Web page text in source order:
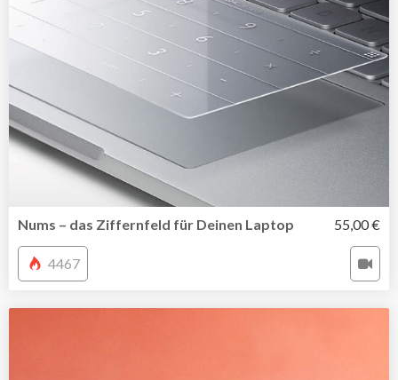
Nums – das Ziffernfeld für Deinen Laptop 55,00 €
4467